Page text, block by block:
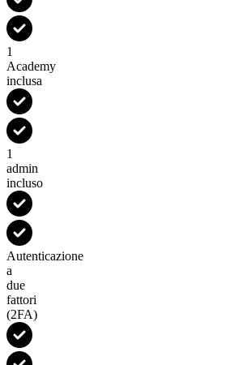
1
Academy
inclusa
1
admin
incluso
Autenticazione
a
due
fattori
(2FA)